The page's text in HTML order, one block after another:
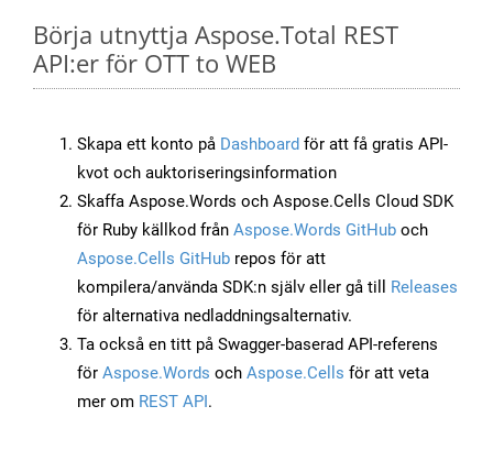
Börja utnyttja Aspose.Total REST
API:er för OTT to WEB
Skapa ett konto på Dashboard för att få gratis API-
kvot och auktoriseringsinformation
Skaffa Aspose.Words och Aspose.Cells Cloud SDK
för Ruby källkod från Aspose.Words GitHub och
Aspose.Cells GitHub repos för att
kompilera/använda SDK:n själv eller gå till Releases
för alternativa nedladdningsalternativ.
Ta också en titt på Swagger-baserad API-referens
för Aspose.Words och Aspose.Cells för att veta
mer om REST API.